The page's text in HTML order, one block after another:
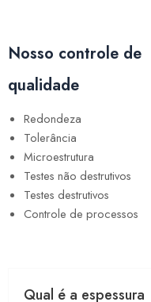
Nosso controle de
qualidade
Redondeza
Tolerância
Microestrutura
Testes não destrutivos
Testes destrutivos
Controle de processos
Qual é a espessura